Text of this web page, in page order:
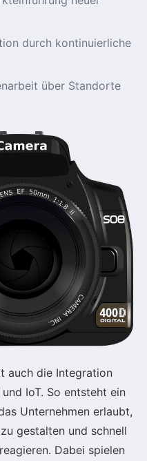
durch kontinuierliche
über Standorte
auch die Integration
IoT. So entsteht ein
Unternehmen erlaubt,
gestalten und schnell
Dabei spielen